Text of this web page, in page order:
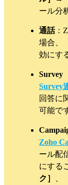
ール分
通話：
場合、
効にす
Survey
Survey
回答に
可能で
Zoho
ール配
にする
ク］